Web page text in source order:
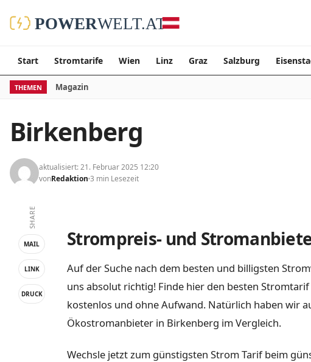
Start Stromtarife Wien Linz Graz Salzburg
THEMEN Magazin
Birkenberg
aktualisiert: 21. Februar 2025 12:20
vonRedaktion 3 min Lesezeit
SHARE
MAIL
LINK
DRUCK
Strompreis- und
Auf der Suche nach dem besten und billigsten
uns absolut richtig! Finde hier den besten
kostenlos und ohne Aufwand. Natürlich haben wir
Ökostromanbieter in Birkenberg im Vergleich.
Wechsle jetzt zum günstigsten Strom Tarif beim